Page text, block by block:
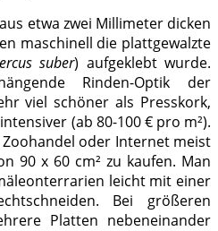
etwa zwei Millimeter dicken
maschinell die plattgewalzte
suber) aufgeklebt wurde.
Rinden-Optik der
viel schöner als Presskork,
(ab 80-100 € pro m²).
oder Internet meist
90 x 60 cm² zu kaufen. Man
leicht mit einer
Bei größeren
Platten nebeneinander